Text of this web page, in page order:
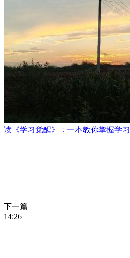
读《学习觉醒》：一本教你掌握学
下一篇
14:26